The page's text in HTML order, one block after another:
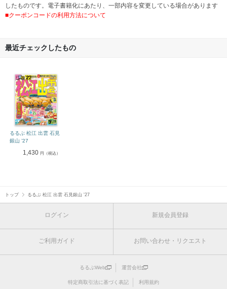
したものです。電子書籍化にあたり、一部内容を変更している場合があります
■クーポンコードの利用方法について
最近チェックしたもの
るるぶ 松江 出雲 石見
銀山 ’27
1,430円（税込）
トップ るるぶ 松江 出雲 石見銀山 '27
ログイン 新規会員登録
ご利用ガイド お問い合わせ・リクエスト
るるぶWeb 運営会社
特定商取引法に基づく表記 利用規約